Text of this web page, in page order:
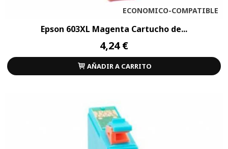
ECONOMICO-COMPATIBLE
Epson 603XL Magenta Cartucho de...
4,24 €
AÑADIR A CARRITO